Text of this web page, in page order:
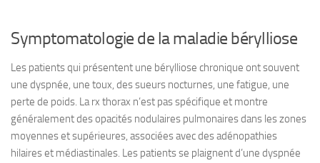
Symptomatologie de la maladie bérylliose
Les patients qui présentent une bérylliose chronique ont souvent
une dyspnée, une toux, des sueurs nocturnes, une fatigue, une
perte de poids. La rx thorax n’est pas spécifique et montre
généralement des opacités nodulaires pulmonaires dans les zones
moyennes et supérieures, associées avec des adénopathies
hilaires et médiastinales. Les patients se plaignent d’une dyspnée